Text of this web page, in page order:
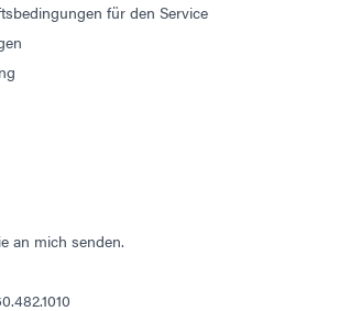
für den Service
an mich senden.